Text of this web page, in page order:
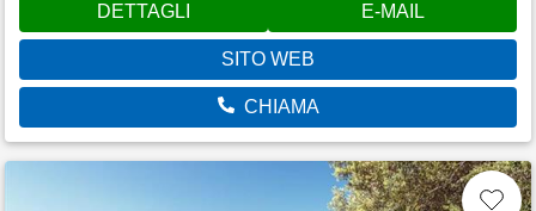
DETTAGLI E-MAIL
SITO WEB
CHIAMA